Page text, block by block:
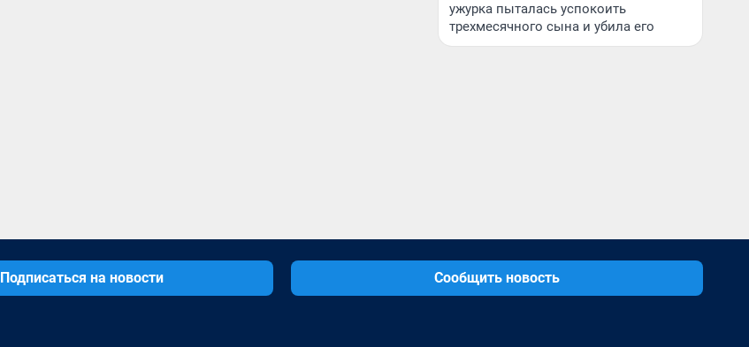
ужурка пыталась успокоить
трехмесячного сына и убила его
Подписаться на новости Сообщить новость